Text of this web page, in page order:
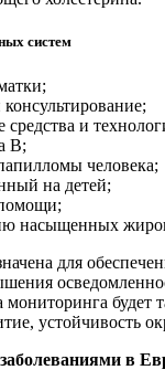
систем
средства и
В;
человека;
на детей;
насыщенных
для
будет
в